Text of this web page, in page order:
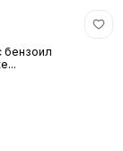
бензоил